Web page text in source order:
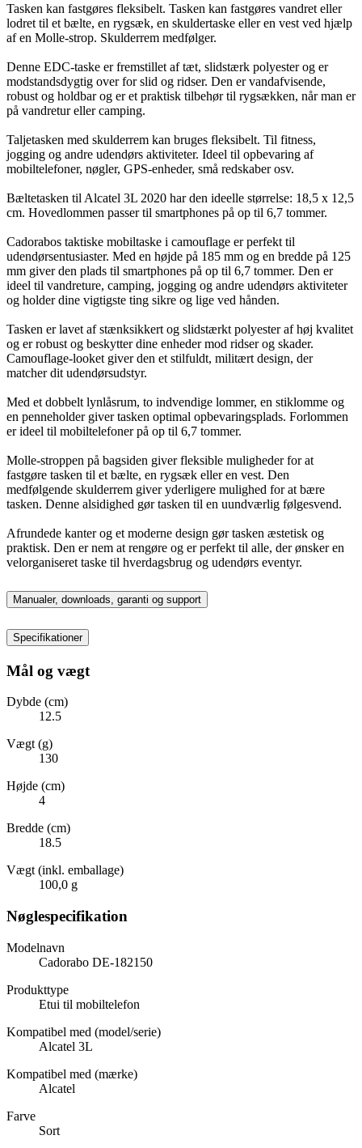
Tasken kan fastgøres fleksibelt. Tasken kan fastgøres vandret eller
lodret til et bælte, en rygsæk, en skuldertaske eller en vest ved hjælp
af en Molle-strop. Skulderrem medfølger.
Denne EDC-taske er fremstillet af tæt, slidstærk polyester og er
modstandsdygtig over for slid og ridser. Den er vandafvisende,
robust og holdbar og er et praktisk tilbehør til rygsækken, når man er
på vandretur eller camping.
Taljetasken med skulderrem kan bruges fleksibelt. Til fitness,
jogging og andre udendørs aktiviteter. Ideel til opbevaring af
mobiltelefoner, nøgler, GPS-enheder, små redskaber osv.
Bæltetasken til Alcatel 3L 2020 har den ideelle størrelse: 18,5 x 12,5
cm. Hovedlommen passer til smartphones på op til 6,7 tommer.
Cadorabos taktiske mobiltaske i camouflage er perfekt til
udendørsentusiaster. Med en højde på 185 mm og en bredde på 125
mm giver den plads til smartphones på op til 6,7 tommer. Den er
ideel til vandreture, camping, jogging og andre udendørs aktiviteter
og holder dine vigtigste ting sikre og lige ved hånden.
Tasken er lavet af stænksikkert og slidstærkt polyester af høj kvalitet
og er robust og beskytter dine enheder mod ridser og skader.
Camouflage-looket giver den et stilfuldt, militært design, der
matcher dit udendørsudstyr.
Med et dobbelt lynlåsrum, to indvendige lommer, en stiklomme og
en penneholder giver tasken optimal opbevaringsplads. Forlommen
er ideel til mobiltelefoner på op til 6,7 tommer.
Molle-stroppen på bagsiden giver fleksible muligheder for at
fastgøre tasken til et bælte, en rygsæk eller en vest. Den
medfølgende skulderrem giver yderligere mulighed for at bære
tasken. Denne alsidighed gør tasken til en uundværlig følgesvend.
Afrundede kanter og et moderne design gør tasken æstetisk og
praktisk. Den er nem at rengøre og er perfekt til alle, der ønsker en
velorganiseret taske til hverdagsbrug og udendørs eventyr.
Manualer, downloads, garanti og support
Specifikationer
Mål og vægt
Dybde (cm)
12.5
Vægt (g)
130
Højde (cm)
4
Bredde (cm)
18.5
Vægt (inkl. emballage)
100,0 g
Nøglespecifikation
Modelnavn
Cadorabo DE-182150
Produkttype
Etui til mobiltelefon
Kompatibel med (model/serie)
Alcatel 3L
Kompatibel med (mærke)
Alcatel
Farve
Sort